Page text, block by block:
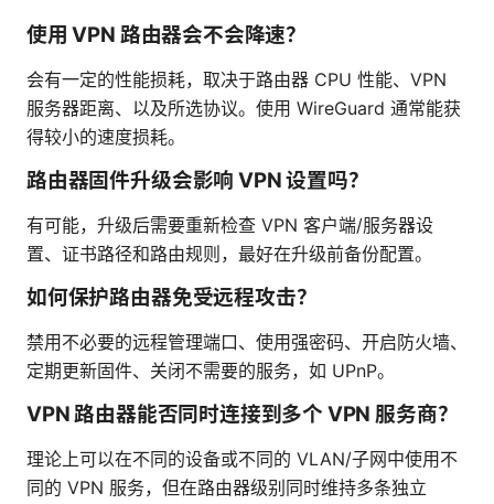
使用 VPN 路由器会不会降速？
会有一定的性能损耗，取决于路由器 CPU 性能、VPN
服务器距离、以及所选协议。使用 WireGuard 通常能获
得较小的速度损耗。
路由器固件升级会影响 VPN 设置吗？
有可能，升级后需要重新检查 VPN 客户端/服务器设
置、证书路径和路由规则，最好在升级前备份配置。
如何保护路由器免受远程攻击？
禁用不必要的远程管理端口、使用强密码、开启防火墙、
定期更新固件、关闭不需要的服务，如 UPnP。
VPN 路由器能否同时连接到多个 VPN 服务商？
理论上可以在不同的设备或不同的 VLAN/子网中使用不
同的 VPN 服务，但在路由器级别同时维持多条独立